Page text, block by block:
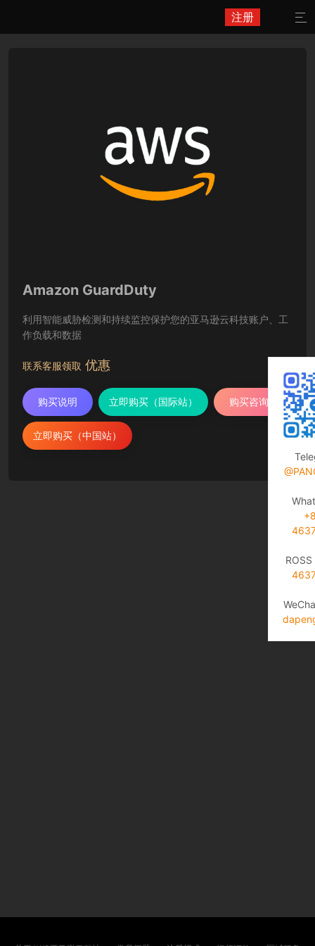
注册 
Amazon GuardDuty
利用智能威胁检测和持续监控保护您的亚马逊云科技账户、工
作负载和数据
联系客服领取 优惠
购买说明 立即购买（国际站） 购买咨询
立即购买（中国站）